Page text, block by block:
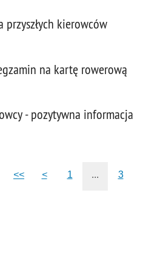
przyszłych kierowców
na kartę rowerową
- pozytywna informacja
<< < 1 ... 3